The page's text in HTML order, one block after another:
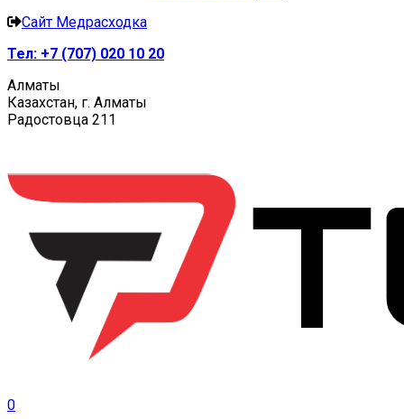
Сайт Медрасходка
Тел: +7 (707) 020 10 20
Алматы
Казахстан, г. Алматы
Радостовца 211
0